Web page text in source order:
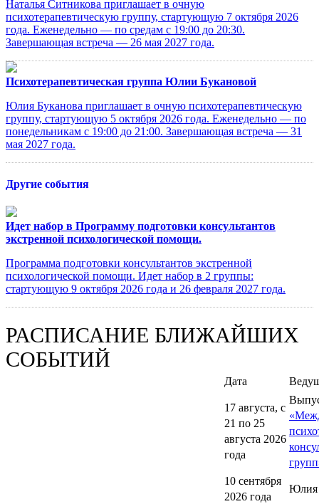
Наталья Ситникова приглашает в очную
психотерапевтическую группу, стартующую 7 октября 2026
года. Еженедельно — по средам с 19:00 до 20:30.
Завершающая встреча — 26 мая 2027 года.
Психотерапевтическая группа Юлии Букановой
Юлия Буканова приглашает в очную психотерапевтическую
группу, стартующую 5 октября 2026 года. Еженедельно — по
понедельникам с 19:00 до 21:00. Завершающая встреча — 31
мая 2027 года.
Другие события
Идет набор в Программу подготовки консультантов
экстренной психологической помощи.
Программа подготовки консультантов экстренной
психологической помощи. Идет набор в 2 группы:
стартующую 9 октября 2026 года и 26 февраля 2027 года.
РАСПИСАНИЕ БЛИЖАЙШИХ
СОБЫТИЙ
Дата
17 августа, с
21 по 25
августа 2026
года
10 сентября
2026 года
Юлия